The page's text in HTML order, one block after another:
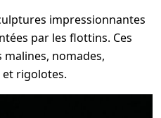
impressionnantes
par les flottins. Ces
nomades,
rigolotes.